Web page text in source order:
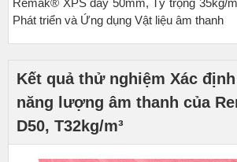
Remak® XPS dày 50mm, Tỷ trọng 35kg/
Phát triển và Ứng dụng Vật liệu âm thanh
Kết quả thử nghiệm Xác
năng lượng âm thanh của
D50, T32kg/m³